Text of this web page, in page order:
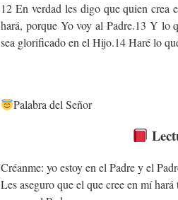
12 En verdad les digo que quien crea
hará, porque Yo voy al Padre.13 Y lo
sea glorificado en el Hijo.14 Haré lo
Palabra del Señor
Créanme: yo estoy en el Padre y el
Les aseguro que el que cree en mí